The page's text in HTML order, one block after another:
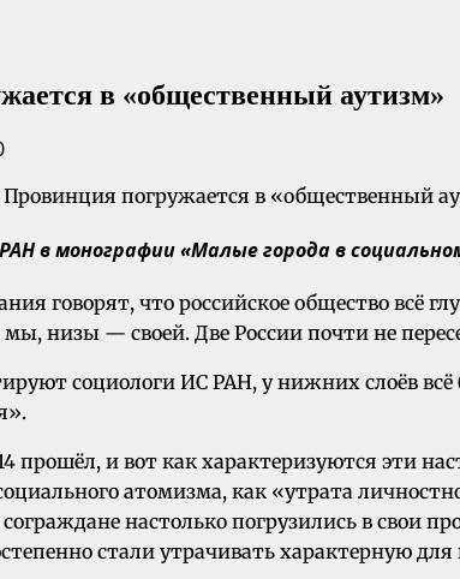
в «общественный аутизм»
в монографии «Малые города в
говорят, что российское общество всё
низы — своей. Две России почти не
социологи ИС РАН, у нижних слоёв
прошёл, и вот как характеризуются эти
атомизма, как «утрата
настолько погрузились в свои
стали утрачивать характерную